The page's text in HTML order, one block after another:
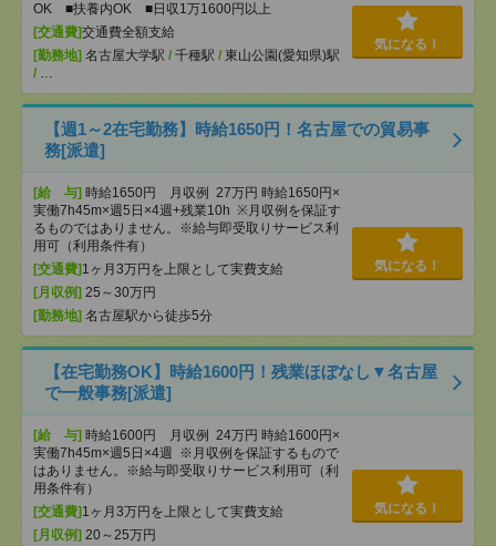
OK ■扶養内OK ■日収1万1600円以上
[交通費]交通費全額支給
[勤務地] 名古屋大学駅 / 千種駅 / 東山公園(愛知県)駅
/ …
気になる！
【週1～2在宅勤務】時給1650円！名古屋での貿易事
務[派遣]
[給 与] 時給1650円 月収例 27万円 時給1650円×
実働7h45m×週5日×4週+残業10h ※月収例を保証す
るものではありません。※給与即受取りサービス利
用可（利用条件有）
[交通費] 1ヶ月3万円を上限として実費支給
[月収例] 25～30万円
[勤務地] 名古屋駅から徒歩5分
気になる！
【在宅勤務OK】時給1600円！残業ほぼなし▼名古屋
で一般事務[派遣]
[給 与] 時給1600円 月収例 24万円 時給1600円×
実働7h45m×週5日×4週 ※月収例を保証するもので
はありません。※給与即受取りサービス利用可（利
用条件有）
[交通費] 1ヶ月3万円を上限として実費支給
[月収例] 20～25万円
気になる！